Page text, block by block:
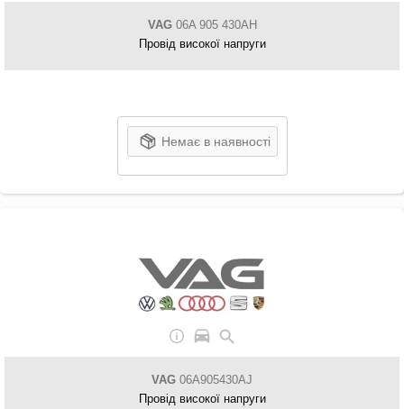
VAG06A 905 430AH
Провід високої напруги
Немає в наявності
VAG 06A905430AJ
Провід високої напруги